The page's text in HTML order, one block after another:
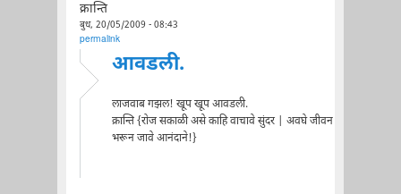
क्रान्ति
बुध, 20/05/2009 - 08:43
permalink
आवडली.
लाजवाब गझल! खूप खूप आवडली.
क्रान्ति {रोज सकाळी असे काहि वाचावे सुंदर | अवघे जीवन
भरून जावे आनंदाने!}